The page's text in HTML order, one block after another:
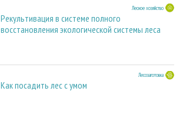
Лесное хозяйство
Рекультивация в системе полного
восстановления экологической системы леса
Лесозаготовка
Как посадить лес с умом